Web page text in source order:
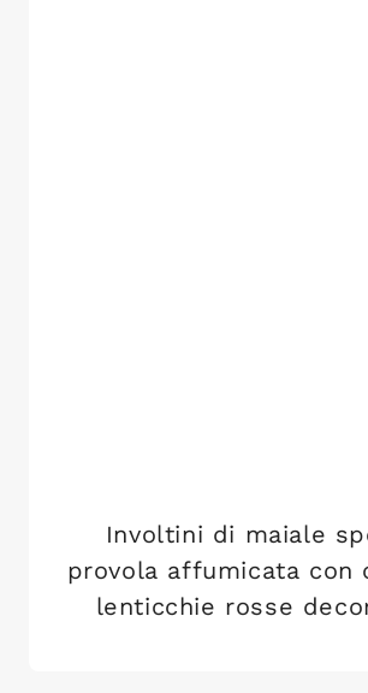
Involtini di maiale
provola affumicata con
lenticchie rosse